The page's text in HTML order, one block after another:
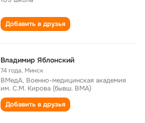
Добавить в друзья
Владимир Яблонский
74 года, Минск
ВМедА, Военно-медицинская академия
им. С.М. Кирова (бывш. ВМА)
Добавить в друзья